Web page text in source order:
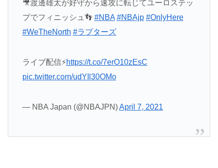
🎥渡邊雄太が好守から速攻に転じてユーロステッ
プでフィニッシュ👣 #NBA #NBAjp #OnlyHere
#WeTheNorth #ラプターズ
ライブ配信⚡https://t.co/7erO10zEsC
pic.twitter.com/udYIl30OMo
— NBA Japan (@NBAJPN)April 7, 2021